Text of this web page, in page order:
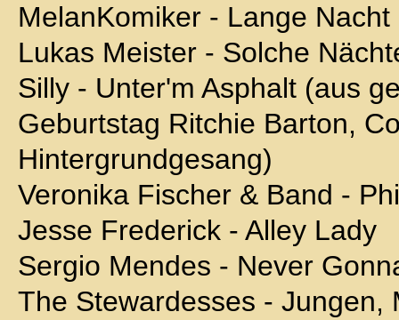
MelanKomiker - Lange
Lukas Meister - Solche
Silly - Unter'm Asphalt (aus
Geburtstag Ritchie Barton,
Hintergrundgesang)
Veronika Fischer & Band -
Jesse Frederick - Alley Lady
Sergio Mendes - Never
The Stewardesses - Jungen,